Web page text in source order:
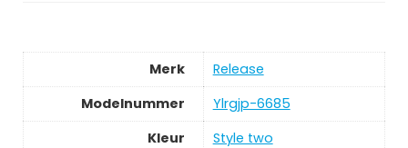
Merk
‎Release
Modelnummer
‎Ylrgjp-6685
Kleur
‎Style two